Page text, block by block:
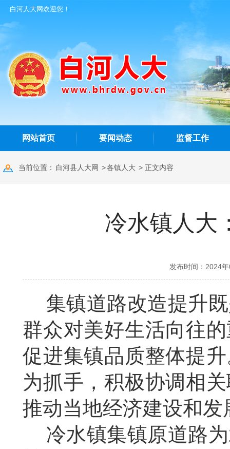
白河人大网欢迎您！
网站首页 要闻动态 监督工作
当前位置： 白河县人大网 >各镇人大 > 正文内容
冷水镇人大
发布时间：2024
集镇道路改造提升
群众对美好生活向往
促进集镇品质整体提
为抓手，积极协调相
推动当地经济建设和发
冷水镇集镇原道路